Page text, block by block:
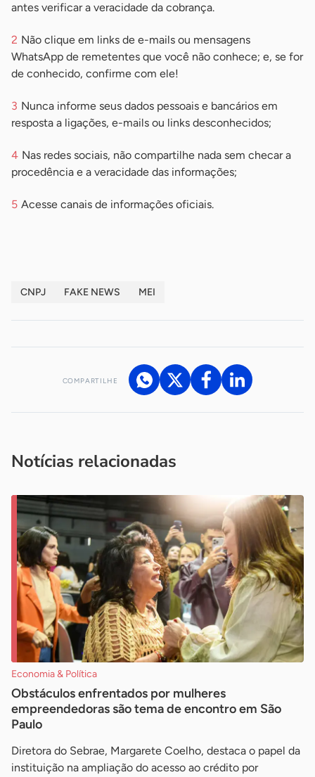
antes verificar a veracidade da cobrança.
Não clique em links de e-mails ou mensagens
WhatsApp de remetentes que você não conhece; e, se for
de conhecido, confirme com ele!
Nunca informe seus dados pessoais e bancários em
resposta a ligações, e-mails ou links desconhecidos;
Nas redes sociais, não compartilhe nada sem checar a
procedência e a veracidade das informações;
Acesse canais de informações oficiais.
CNPJ FAKE NEWS MEI
COMPARTILHE
Notícias relacionadas
Economia & Política
Obstáculos enfrentados por mulheres
empreendedoras são tema de encontro em São
Paulo
Diretora do Sebrae, Margarete Coelho, destaca o papel da
instituição na ampliação do acesso ao crédito por